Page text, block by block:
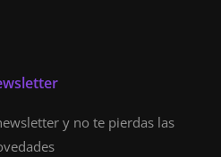
y no te pierdas las